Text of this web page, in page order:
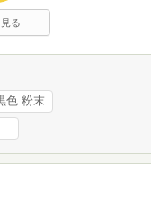
る
色 粉末
部 佑樹（翻訳）,佐藤 直生（翻訳）